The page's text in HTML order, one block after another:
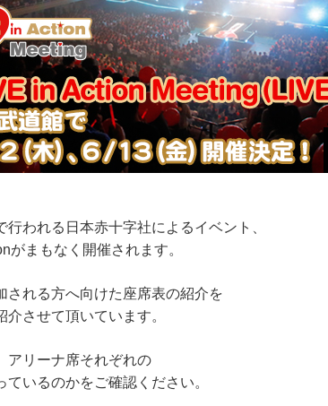
行われる日本赤十字社によるイベント、
がまもなく開催されます。
される方へ向けた座席表の紹介を
介させて頂いています。
アリーナ席それぞれの
ているのかをご確認ください。